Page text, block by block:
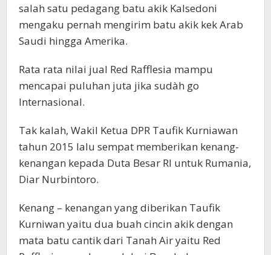
salah satu pedagang batu akik Kalsedoni
mengaku pernah mengirim batu akik kek Arab
Saudi hingga Amerika.
Rata rata nilai jual Red Rafflesia mampu
mencapai puluhan juta jika sudàh go
Internasional.
Tak kalah, Wakil Ketua DPR Taufik Kurniawan
tahun 2015 lalu sempat memberikan kenang-
kenangan kepada Duta Besar RI untuk Rumania,
Diar Nurbintoro.
Kenang – kenangan yang diberikan Taufik
Kurniwan yaitu dua buah cincin akik dengan
mata batu cantik dari Tanah Air yaitu Red